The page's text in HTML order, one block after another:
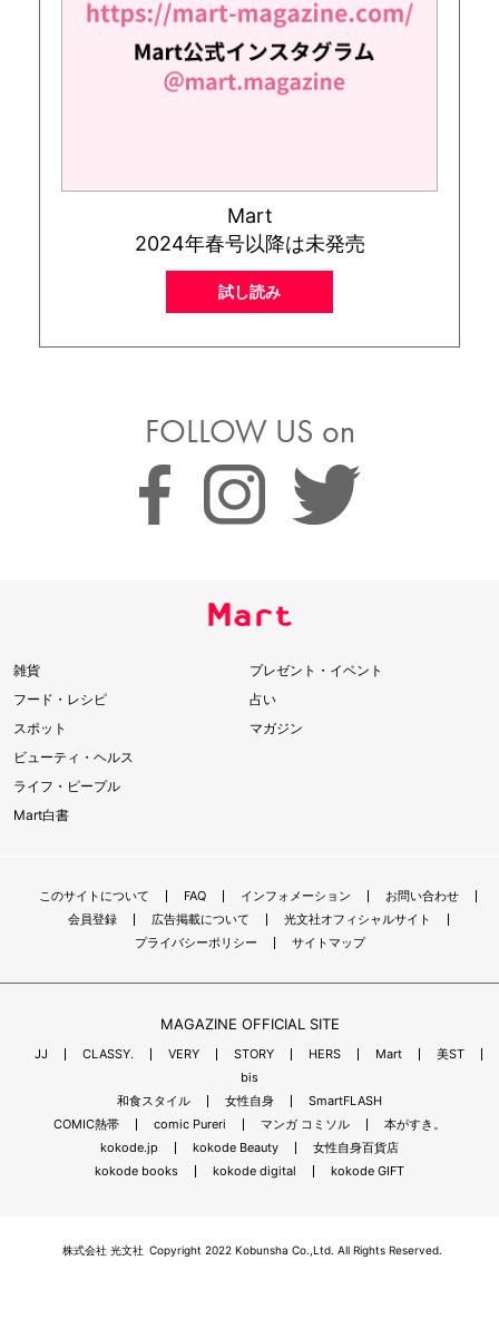
Mart
2024年春号以降は未発売
試し読み
FOLLOW US on
雑貨
フード・レシピ
スポット
ビューティ・ヘルス
ライフ・ピープル
Mart白書
プレゼント・イベント
占い
マガジン
このサイトについて FAQ インフォメーション
お問い合わせ
会員登録
広告掲載について
光文社オフィシャルサイト
プライバシーポリシー
サイトマップ
MAGAZINE OFFICIAL SITE
JJ CLASSY. VERY STORY HERS Mart
美ST
bis
和食スタイル
女性自身
SmartFLASH
COMIC熱帯
comic Pureri マンガ コミソル
本がすき。
kokode.jp
kokode Beauty
女性自身百貨店
kokode books
kokode digital kokode GIFT
株式会社 光文社 Copyright 2022 Kobunsha Co.,Ltd. All Rights Reserved.